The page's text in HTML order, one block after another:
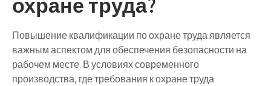
Повышение квалификации по охране труда является
важным аспектом для обеспечения безопасности на
рабочем месте. В условиях современного
производства, где требования к охране труда